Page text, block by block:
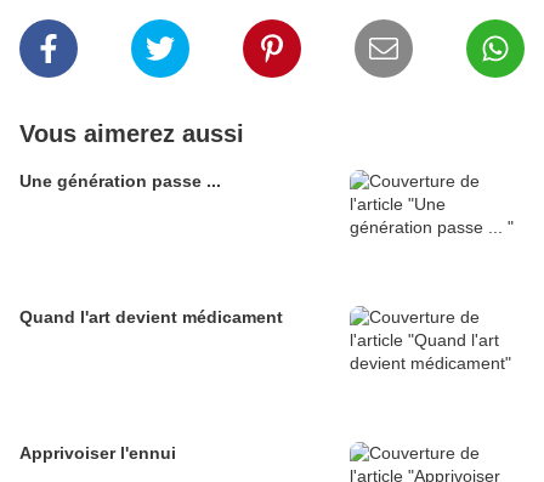
Vous aimerez aussi
Une génération passe ...
Quand l'art devient médicament
Apprivoiser l'ennui